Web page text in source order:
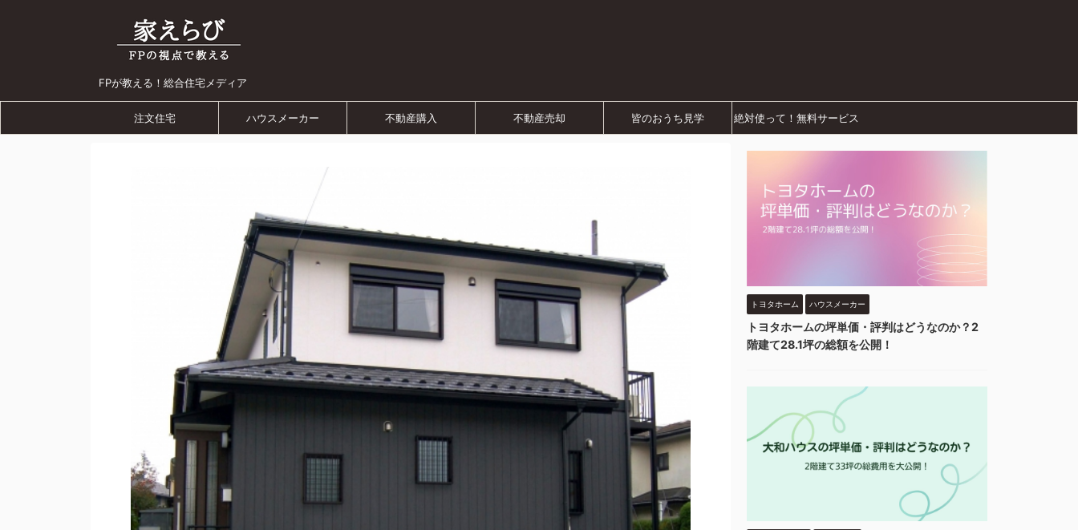
FPが教える！総合住宅メディア
注文住宅 ハウスメーカー 不動産購入 不動産売却 皆のおうち見学 絶対使って！無料サービス
トヨタホーム ハウスメーカー
トヨタホームの坪単価・評判はどうなのか？2
階建て28.1坪の総額を公開！